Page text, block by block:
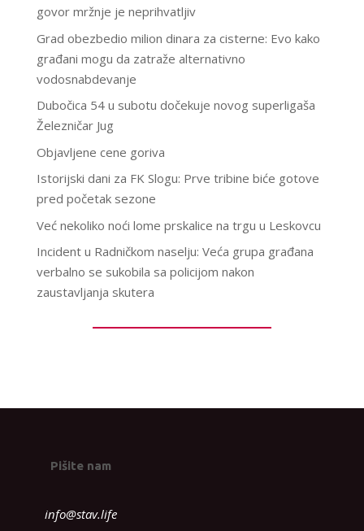
govor mržnje je neprihvatljiv
Grad obezbedio milion dinara za cisterne: Evo kako
građani mogu da zatraže alternativno
vodosnabdevanje
Dubočica 54 u subotu dočekuje novog superligaša
Železničar Jug
Objavljene cene goriva
Istorijski dani za FK Slogu: Prve tribine biće gotove
pred početak sezone
Već nekoliko noći lome prskalice na trgu u Leskovcu
Incident u Radničkom naselju: Veća grupa građana
verbalno se sukobila sa policijom nakon
zaustavljanja skutera
Pišite nam
info@stav.life